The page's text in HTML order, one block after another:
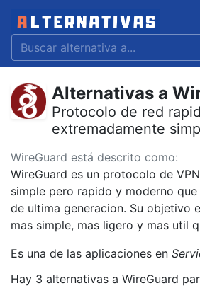
Alternativas a
Protocolo de red
extremadamente
WireGuard está descrito como:
WireGuard es un protocolo de
simple pero rapido y moderno
de ultima generacion. Su objetivo
mas simple, mas ligero y mas util
Es una de las aplicaciones en
Hay 3 alternativas a WireGuard